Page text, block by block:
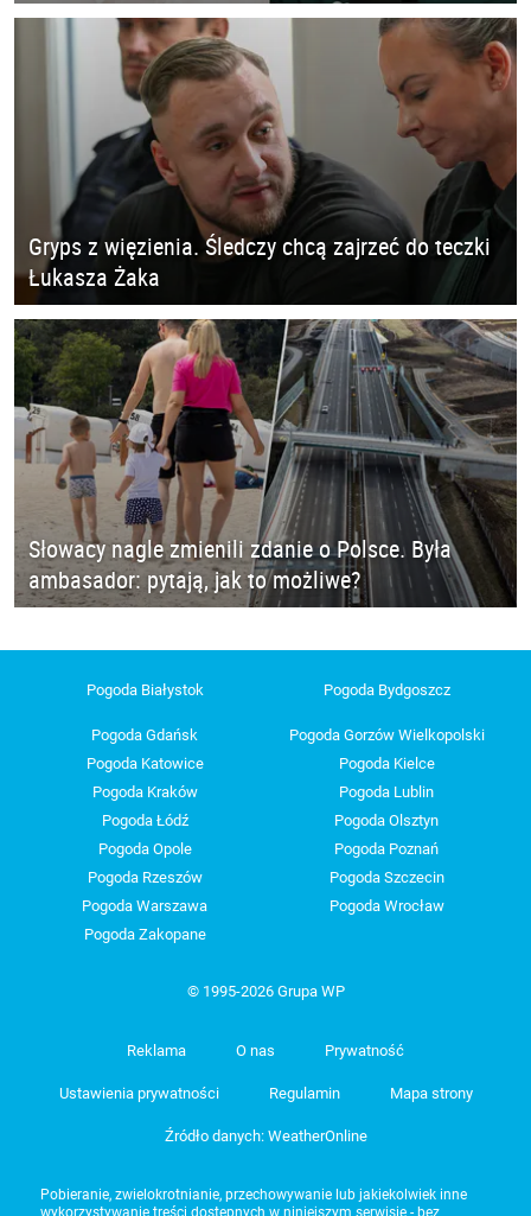
Gryps z więzienia. Śledczy chcą zajrzeć do teczki
Łukasza Żaka
Słowacy nagle zmienili zdanie o Polsce. Była
ambasador: pytają, jak to możliwe?
Pogoda Białystok Pogoda Bydgoszcz
Pogoda Gdańsk
Pogoda Gorzów Wielkopolski
Pogoda Katowice
Pogoda Kielce
Pogoda Kraków
Pogoda Lublin
Pogoda Łódź
Pogoda Olsztyn
Pogoda Opole
Pogoda Poznań
Pogoda Rzeszów
Pogoda Szczecin
Pogoda Warszawa
Pogoda Wrocław
Pogoda Zakopane
© 1995-2026 Grupa WP
Reklama O nas Prywatność
Ustawienia prywatności Regulamin Mapa strony
Źródło danych: WeatherOnline
Pobieranie, zwielokrotnianie, przechowywanie lub jakiekolwiek inne
wykorzystywanie treści dostępnych w niniejszym serwisie - bez